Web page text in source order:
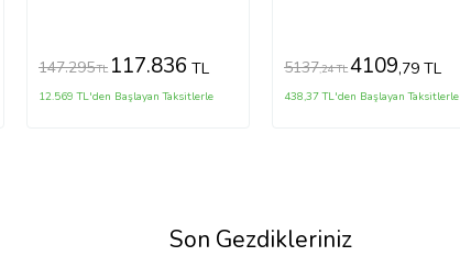
147.295TL 117.836 TL
12.569 TL'den Başlayan Taksitlerle
5137,24 TL4109,79 TL
438,37 TL'den Başlayan Taksitlerle
Son Gezdikleriniz